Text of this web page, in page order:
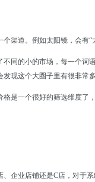
渠道。例如太阳镜，会有
同的小的市场，每一个
现这个大圈子里有很非常
是一个很好的筛选维度
、企业店铺还是C店，对于